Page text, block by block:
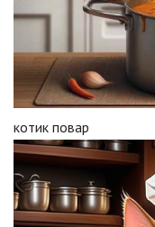
котик повар